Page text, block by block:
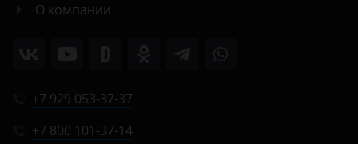
О компании
+7 929 053-37-37
+7 800 101-37-14